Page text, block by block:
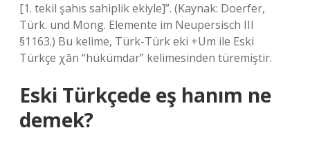
[1. tekil şahıs sahiplik ekiyle]”. (Kaynak: Doerfer,
Türk. und Mong. Elemente im Neupersisch III
§1163.) Bu kelime, Türk-Türk eki +Um ile Eski
Türkçe χān “hükümdar” kelimesinden türemiştir.
Eski Türkçede eş hanım ne
demek?